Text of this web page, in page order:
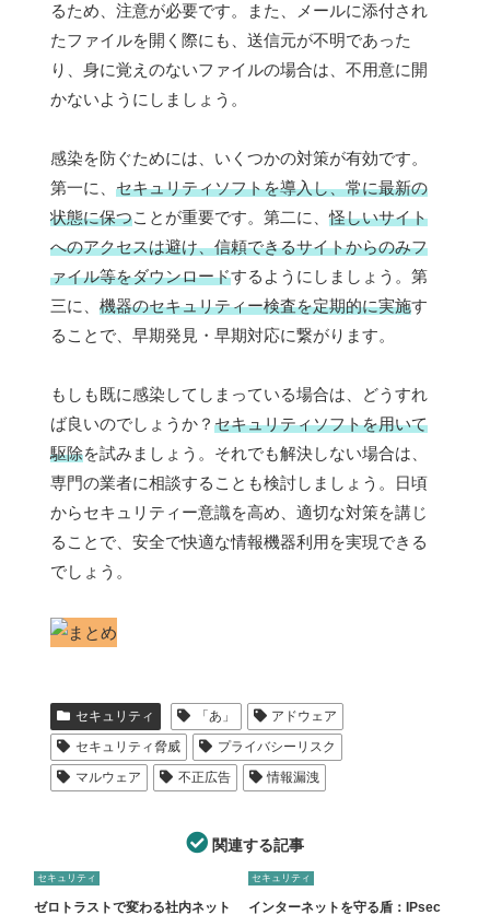
るため、注意が必要です。また、メールに添付され
たファイルを開く際にも、送信元が不明であった
り、身に覚えのないファイルの場合は、不用意に開
かないようにしましょう。
感染を防ぐためには、いくつかの対策が有効です。
第一に、 セキュリティソフトを導入し、常に最新の
状態に保つことが重要です。第二に、怪しいサイト
へのアクセスは避け、信頼できるサイトからのみフ
ァイル等をダウンロードするようにしましょう。第
三に、 機器のセキュリティー検査を定期的に実施す
ることで、早期発見・早期対応に繋がります。
もしも既に感染してしまっている場合は、どうすれ
ば良いのでしょうか？ セキュリティソフトを用いて
駆除を試みましょう。それでも解決しない場合は、
専門の業者に相談することも検討しましょう。日頃
からセキュリティー意識を高め、適切な対策を講じ
ることで、安全で快適な情報機器利用を実現できる
でしょう。
セキュリティ 「あ」
アドウェア
セキュリティ脅威
プライバシーリスク
マルウェア
不正広告 情報漏洩
関連する記事
セキュリティ
ゼロトラストで変わる社内ネット
セキュリティ
インターネットを守る盾：IPsec